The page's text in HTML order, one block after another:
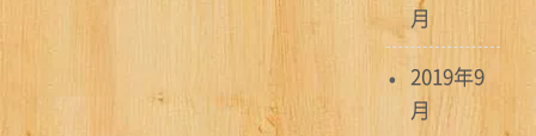
月
2019年9
月